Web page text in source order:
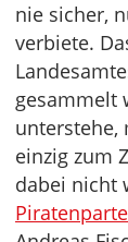
nie sicher,
verbiete.
gesammelt
unterstehe,
einzig zum
dabei nicht